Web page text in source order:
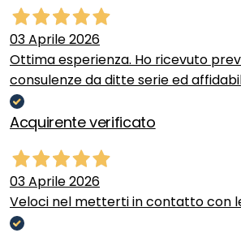
03 Aprile 2026
Ottima esperienza. Ho ricevuto
consulenze da ditte serie ed
Acquirente verificato
03 Aprile 2026
Veloci nel metterti in contatto con